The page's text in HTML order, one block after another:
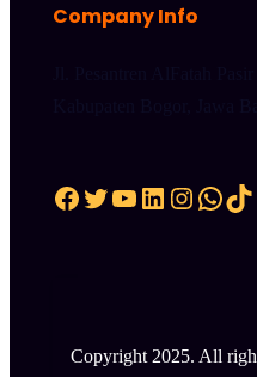
Company Info
Facebook Twitter YouTube LinkedIn Instagram WhatsApp TikTok
Copyright 2025. All